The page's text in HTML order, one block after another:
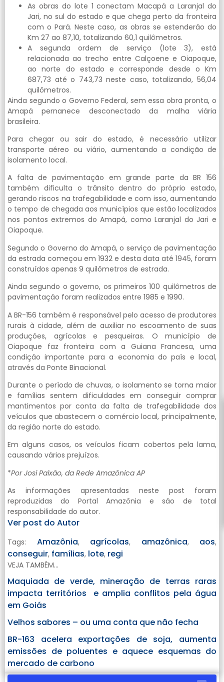
As obras do lote 1 conectam Macapá a Laranjal do
Jari, no sul do estado e que chega perto da fronteira
com o Pará. Neste caso, as obras se estenderão do
Km 27 ao 87,10, totalizando 60,1 quilômetros.
A segunda ordem de serviço (lote 3), está
relacionada ao trecho entre Calçoene e Oiapoque,
ao norte do estado e corresponde desde o Km
687,73 até o 743,73 neste caso, totalizando, 56,04
quilômetros.
Ainda segundo o Governo Federal, sem essa obra pronta, o
Amapá pernanece desconectado da malha viária
brasileira.
Para chegar ou sair do estado, é necessário utilizar
transporte aéreo ou viário, aumentando a condição de
isolamento local.
A falta de pavimentação em grande parte da BR 156
também dificulta o trânsito dentro do próprio estado,
gerando riscos na trafegabilidade e com isso, aumentando
o tempo de chegada aos municípios que estão localizados
nos pontos extremos do Amapá, como Laranjal do Jari e
Oiapoque.
Segundo o Governo do Amapá, o serviço de pavimentação
da estrada começou em 1932 e desta data até 1945, foram
construídos apenas 9 quilômetros de estrada.
Ainda segundo o governo, os primeiros 100 quilômetros de
pavimentação foram realizados entre 1985 e 1990.
A BR-156 também é responsável pelo acesso de produtores
rurais à cidade, além de auxiliar no escoamento de suas
produções, agrícolas e pesqueiras. O município de
Oiapoque faz fronteira com a Guiana Francesa, uma
condição importante para a economia do país e local,
através da Ponte Binacional.
Durante o período de chuvas, o isolamento se torna maior
e famílias sentem dificuldades em conseguir comprar
mantimentos por conta da falta de trafegabilidade dos
veículos que abastecem o comércio local, principalmente,
da região norte do estado.
Em alguns casos, os veículos ficam cobertos pela lama,
causando vários prejuízos.
*Por Josi Paixão, da Rede Amazônica AP
As informações apresentadas neste post foram
reproduzidas do Portal Amazônia e são de total
responsabilidade do autor.
Ver post do Autor
Tags: Amazônia, agrícolas, amazônica, aos,
conseguir, famílias, lote, regi
VEJA TAMBÉM...
Maquiada de verde, mineração de terras raras
impacta territórios e amplia conflitos pela água
em Goiás
Velhos sabores – ou uma conta que não fecha
BR-163 acelera exportações de soja, aumenta
emissões de poluentes e aquece esquemas do
mercado de carbono